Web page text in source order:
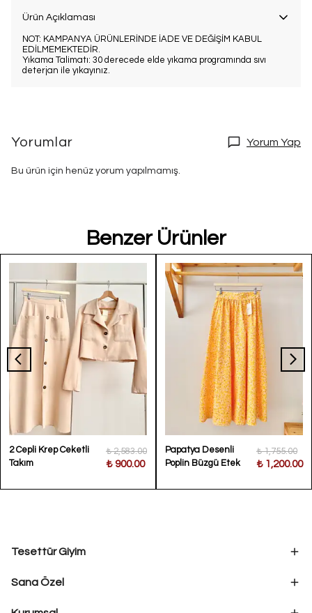
Ürün Açıklaması
NOT: KAMPANYA ÜRÜNLERİNDE İADE VE DEĞİŞİM KABUL
EDİLMEMEKTEDİR.
Yıkama Talimatı: 30 derecede elde yıkama programında sıvı
deterjan ile yıkayınız.
Yorumlar Yorum Yap
Bu ürün için henüz yorum yapılmamış.
Benzer Ürünler
2 Cepli Krep Ceketli
Takım
₺ 2,583.00
₺ 900.00
Papatya Desenli
Poplin Büzgü Etek
₺ 1,755.00
₺ 1,200.00
Tesettür Giyim
Sana Özel